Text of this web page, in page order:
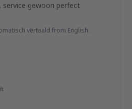
gewoon perfect
vertaald from English.